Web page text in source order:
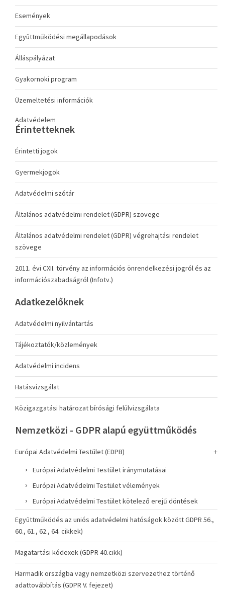
Események
Együttműködési megállapodások
Álláspályázat
Gyakornoki program
Üzemeltetési információk
Adatvédelem
Érintetteknek
Érintetti jogok
Gyermekjogok
Adatvédelmi szótár
Általános adatvédelmi rendelet (GDPR) szövege
Általános adatvédelmi rendelet (GDPR) végrehajtási rendelet
szövege
2011. évi CXII. törvény az információs önrendelkezési jogról és az
információszabadságról (Infotv.)
Adatkezelőknek
Adatvédelmi nyilvántartás
Tájékoztatók/közlemények
Adatvédelmi incidens
Hatásvizsgálat
Közigazgatási határozat bírósági felülvizsgálata
Nemzetközi - GDPR alapú együttműködés
Európai Adatvédelmi Testület (EDPB)
Európai Adatvédelmi Testület iránymutatásai
Európai Adatvédelmi Testület vélemények
Európai Adatvédelmi Testület kötelező erejű döntések
Együttműködés az uniós adatvédelmi hatóságok között GDPR 56.,
60., 61., 62., 64. cikkek)
Magatartási kódexek (GDPR 40.cikk)
Harmadik országba vagy nemzetközi szervezethez történő
adattovábbítás (GDPR V. fejezet)